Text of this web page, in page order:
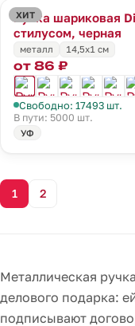
ХИТ
Ручка шариковая
стилусом, черная
металл 14,5х1 см
от 86 ₽
Свободно: 17493 шт.
В пути: 5000 шт.
УФ
1 2
Металлическая
делового подарка:
подписывают